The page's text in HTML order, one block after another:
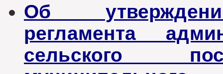
Об
регламента
сельского